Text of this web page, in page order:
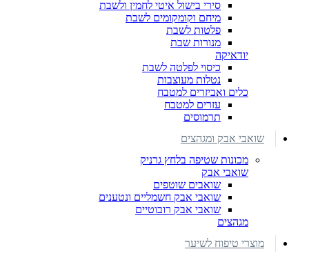
סירי בישול איטי לחמין ולשבת
מיחם וקומקומים לשבת
פלטות לשבת
מנורות שבת
יודאיקה
כיסוי לפלטה לשבת
נטלות מעוצבות
כלים ואביזרים למטבח
עזרים למטבח
תרמוסים
שואבי אבק ומגהצים
מכונות שטיפה בלחץ גרניק
שואבי אבק
שואבים שוטפים
שואבי אבק חשמליים ונטענים
שואבי אבק רובוטיים
מגהצים
מוצרי טיפוח לשיער